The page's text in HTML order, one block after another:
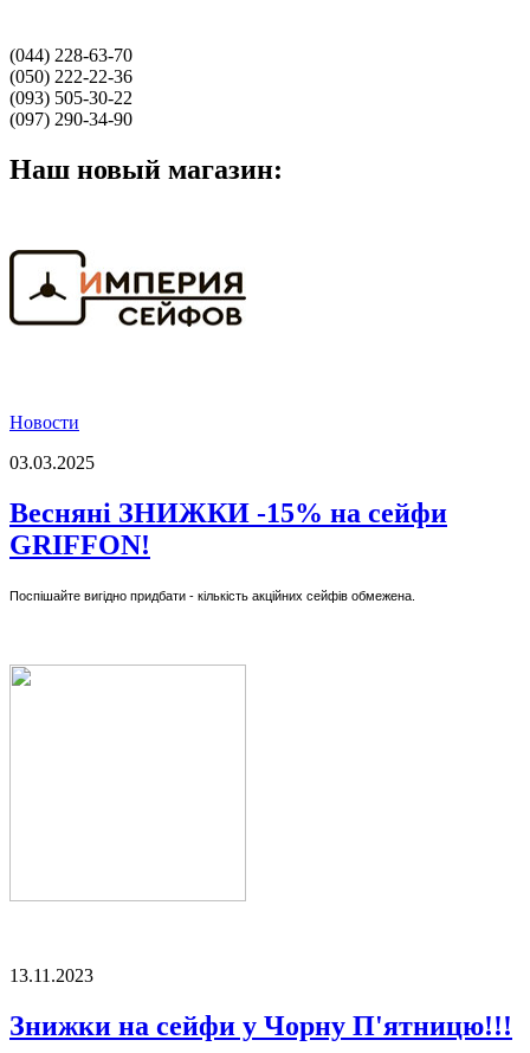
(044) 228-63-70
(050) 222-22-36
(093) 505-30-22
(097) 290-34-90
Наш новый магазин:
Новости
03.03.2025
Весняні ЗНИЖКИ -15% на сейфи
GRIFFON!
Поспішайте вигідно придбати - кількість акційних сейфів обмежена.
13.11.2023
Знижки на сейфи у Чорну П'ятницю!!!